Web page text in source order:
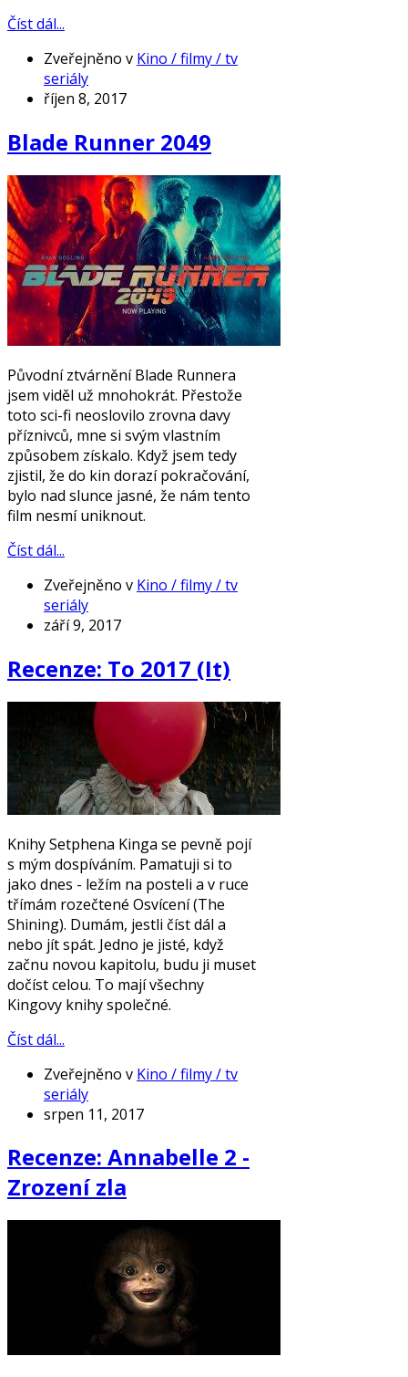
Číst dál...
Zveřejněno v Kino / filmy / tv
seriály
říjen 8, 2017
Blade Runner 2049
Původní ztvárnění Blade Runnera
jsem viděl už mnohokrát. Přestože
toto sci-fi neoslovilo zrovna davy
příznivců, mne si svým vlastním
způsobem získalo. Když jsem tedy
zjistil, že do kin dorazí pokračování,
bylo nad slunce jasné, že nám tento
film nesmí uniknout.
Číst dál...
Zveřejněno v Kino / filmy / tv
seriály
září 9, 2017
Recenze: To 2017 (It)
Knihy Setphena Kinga se pevně pojí
s mým dospíváním. Pamatuji si to
jako dnes - ležím na posteli a v ruce
třímám rozečtené Osvícení (The
Shining). Dumám, jestli číst dál a
nebo jít spát. Jedno je jisté, když
začnu novou kapitolu, budu ji muset
dočíst celou. To mají všechny
Kingovy knihy společné.
Číst dál...
Zveřejněno v Kino / filmy / tv
seriály
srpen 11, 2017
Recenze: Annabelle 2 -
Zrození zla